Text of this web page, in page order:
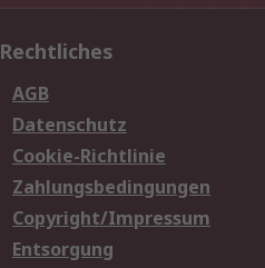
Rechtliches
AGB
Datenschutz
Cookie-Richtlinie
Zahlungsbedingungen
Copyright/Impressum
Entsorgung